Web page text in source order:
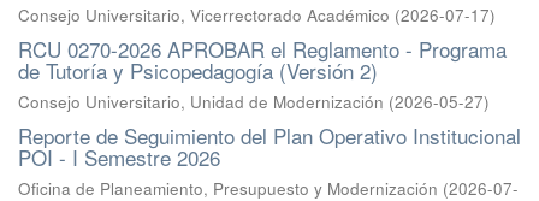
Consejo Universitario, Vicerrectorado Académico (2026-07-17)
RCU 0270-2026 APROBAR el Reglamento - Programa
de Tutoría y Psicopedagogía (Versión 2)
Consejo Universitario, Unidad de Modernización (2026-05-27)
Reporte de Seguimiento del Plan Operativo Institucional
POI - I Semestre 2026
Oficina de Planeamiento, Presupuesto y Modernización (2026-07-